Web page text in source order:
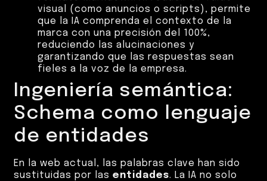
visual (como anuncios o scripts), permite
que la IA comprenda el contexto de la
marca con una precisión del 100%,
reduciendo las alucinaciones y
garantizando que las respuestas sean
fieles a la voz de la empresa.
Ingeniería semántica:
Schema como lenguaje
de entidades
En la web actual, las palabras clave han sido
sustituidas por lasentidades. La IA no solo